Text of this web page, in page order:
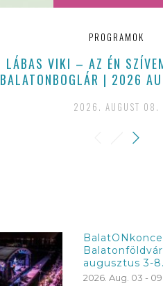
PROGRAMOK
LÁBAS VIKI – AZ ÉN
BALATONBOGLÁR | 2026
2026. AUGUST 08.
augusztus 3-8.
2026. Aug. 03 - 09.